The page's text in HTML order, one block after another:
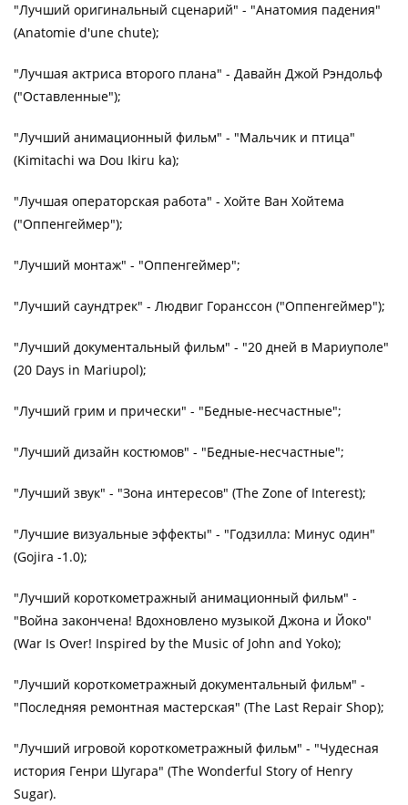
"Лучший оригинальный сценарий" - "Анатомия падения"
(Anatomie d'une chute);
"Лучшая актриса второго плана" - Давайн Джой Рэндольф
("Оставленные");
"Лучший анимационный фильм" - "Мальчик и птица"
(Kimitachi wa Dou Ikiru ka);
"Лучшая операторская работа" - Хойте Ван Хойтема
("Оппенгеймер");
"Лучший монтаж" - "Оппенгеймер";
"Лучший саундтрек" - Людвиг Горанссон ("Оппенгеймер");
"Лучший документальный фильм" - "20 дней в Мариуполе"
(20 Days in Mariupol);
"Лучший грим и прически" - "Бедные-несчастные";
"Лучший дизайн костюмов" - "Бедные-несчастные";
"Лучший звук" - "Зона интересов" (The Zone of Interest);
"Лучшие визуальные эффекты" - "Годзилла: Минус один"
(Gojira -1.0);
"Лучший короткометражный анимационный фильм" -
"Война закончена! Вдохновлено музыкой Джона и Йоко"
(War Is Over! Inspired by the Music of John and Yoko);
"Лучший короткометражный документальный фильм" -
"Последняя ремонтная мастерская" (The Last Repair Shop);
"Лучший игровой короткометражный фильм" - "Чудесная
история Генри Шугара" (The Wonderful Story of Henry
Sugar).